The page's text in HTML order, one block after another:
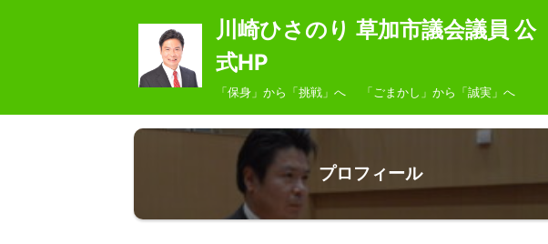
川崎ひさのり 草加市議会議員 公
式HP
「保身」から「挑戦」へ 「ごまかし」から「誠実」へ
プロフィール